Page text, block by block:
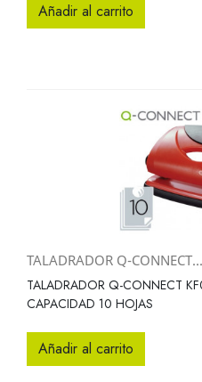
Añadir al carrito
TALADRADOR Q-CONNECT...
TALADRADOR Q-CONNECT
CAPACIDAD 10 HOJAS
Añadir al carrito